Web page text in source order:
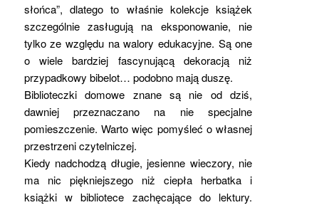
słońca”, dlatego to właśnie kolekcje książek
szczególnie zasługują na eksponowanie, nie
tylko ze względu na walory edukacyjne. Są one
o wiele bardziej fascynującą dekoracją niż
przypadkowy bibelot… podobno mają duszę.
Biblioteczki domowe znane są nie od dziś,
dawniej przeznaczano na nie specjalne
pomieszczenie. Warto więc pomyśleć o własnej
przestrzeni czytelniczej.
Kiedy nadchodzą długie, jesienne wieczory, nie
ma nic piękniejszego niż ciepła herbatka i
książki w bibliotece zachęcające do lektury.